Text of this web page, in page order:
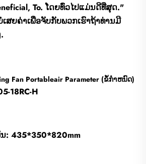
To. ໂດຍທົ່ວໄປແມ່ນດີທີ່ສຸດ."
ສຍຄ່າເພື່ອຈັບກັບພວກເຮົາຖ້າທ່ານມີ
Fan Portableair Parameter (ຂໍ້ກໍາຫນົດ)
18RC-H
: 435*350*820mm